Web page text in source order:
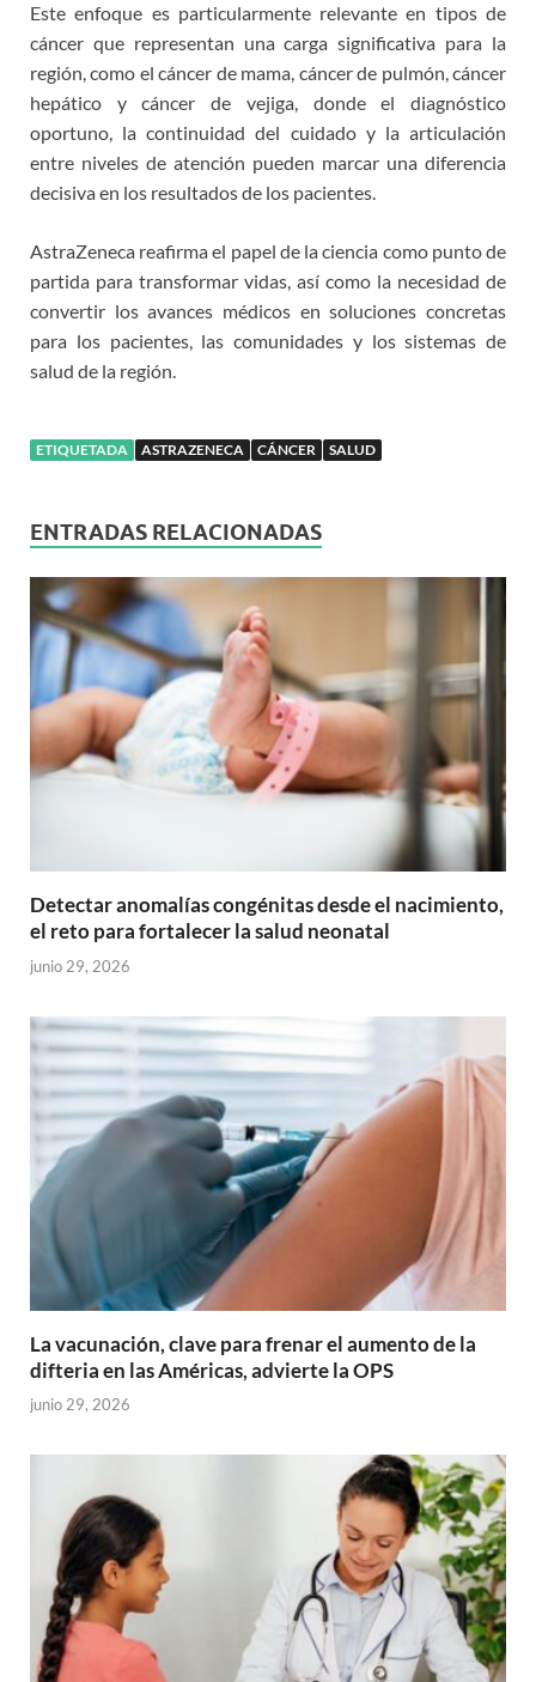
Este enfoque es particularmente relevante en tipos de
cáncer que representan una carga significativa para la
región, como el cáncer de mama, cáncer de pulmón, cáncer
hepático y cáncer de vejiga, donde el diagnóstico
oportuno, la continuidad del cuidado y la articulación
entre niveles de atención pueden marcar una diferencia
decisiva en los resultados de los pacientes.
AstraZeneca reafirma el papel de la ciencia como punto de
partida para transformar vidas, así como la necesidad de
convertir los avances médicos en soluciones concretas
para los pacientes, las comunidades y los sistemas de
salud de la región.
ETIQUETADA ASTRAZENECA CÁNCER SALUD
ENTRADAS RELACIONADAS
Detectar anomalías congénitas desde el nacimiento,
el reto para fortalecer la salud neonatal
junio 29, 2026
La vacunación, clave para frenar el aumento de la
difteria en las Américas, advierte la OPS
junio 29, 2026